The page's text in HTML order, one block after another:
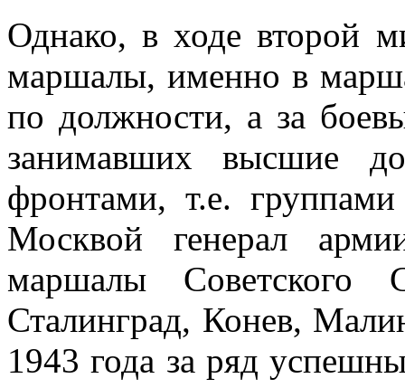
Однако, в ходе второй
маршалы, именно в
по должности, а за
занимавших высшие
фронтами, т.е.
Москвой генерал
маршалы Советского
Сталинград, Конев,
1943 года за ряд